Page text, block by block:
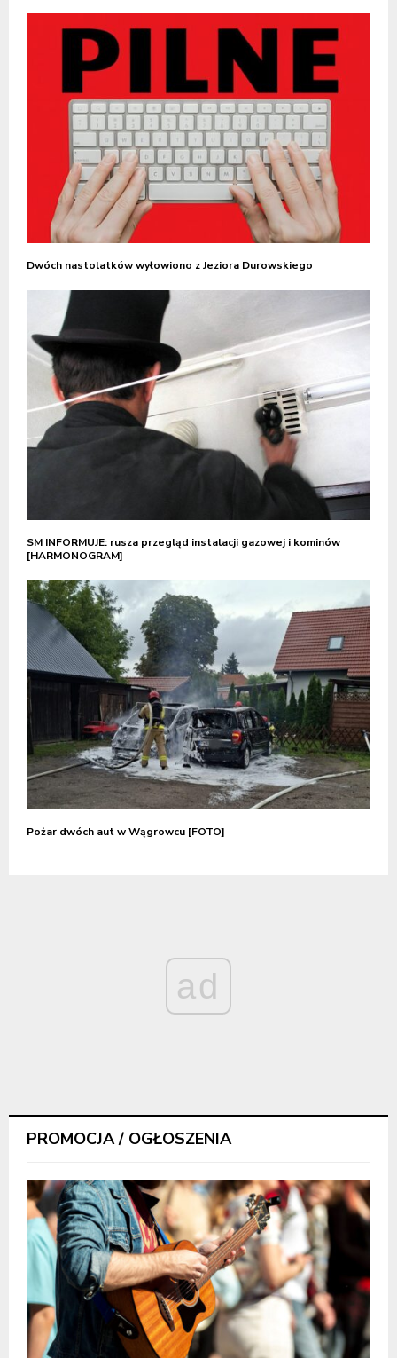
Dwóch nastolatków wyłowiono z Jeziora Durowskiego
SM INFORMUJE: rusza przegląd instalacji gazowej i kominów
[HARMONOGRAM]
Pożar dwóch aut w Wągrowcu [FOTO]
ad
PROMOCJA / OGŁOSZENIA